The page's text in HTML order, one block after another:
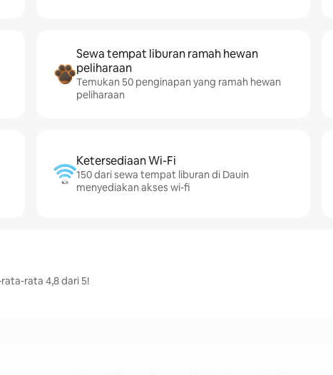
Sewa tempat liburan ramah hewan
peliharaan
Temukan 50 penginapan yang ramah hewan
peliharaan
Ketersediaan Wi-Fi
150 dari sewa tempat liburan di Dauin
menyediakan akses wi-fi
rata 4,8 dari 5!